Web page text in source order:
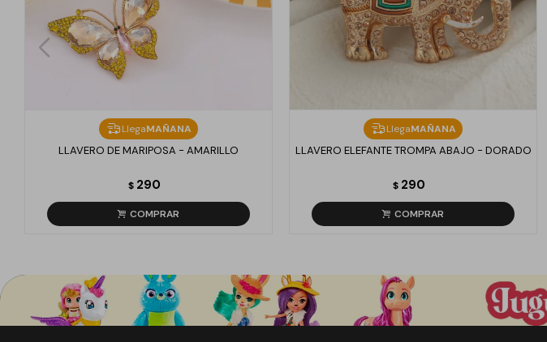
LlegaMAÑANA
LLAVERO DE MARIPOSA - AMARILLO
$ 290
LlegaMAÑANA
LLAVERO ELEFANTE TROMPA ABAJO - DORADO
$ 290